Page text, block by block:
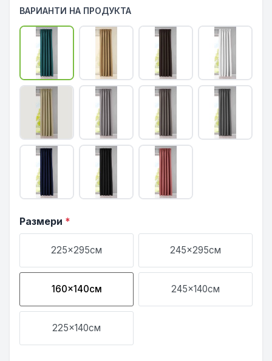
ВАРИАНТИ НА ПРОДУКТА
Размери *
225x295см 245x295см
160x140см 245x140см
225x140см